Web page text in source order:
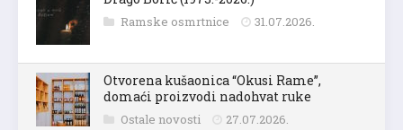
Ramske osmrtnice 31.07.2026.
Otvorena kušaonica “Okusi Rame”,
domaći proizvodi nadohvat ruke
Ostale novosti 27.07.2026.